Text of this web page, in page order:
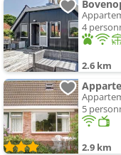
4
2.6 km
5
2.9 km